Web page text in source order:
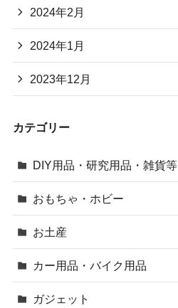
2024年2月
2024年1月
2023年12月
カテゴリー
DIY用品・研究用品・雑貨等
おもちゃ・ホビー
お土産
カー用品・バイク用品
ガジェット